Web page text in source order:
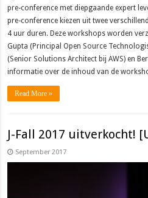
pre-conference met diepgaande expert
pre-conference kiezen uit twee
4 uur duren. Deze workshops worden
Gupta (Principal Open Source
(Senior Solutions Architect bij AWS) en
informatie over de inhoud van de
Read More »
J-Fall 2017 uitverkocht!
September 2017